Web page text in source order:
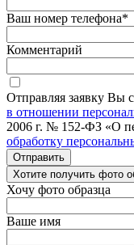
Ваш номер телефона*
Комментарий
Отправляя заявку Вы
в отношении
2006 г. № 152-ФЗ «О
обработку
Отправить
Хотите получить фото
Хочу фото образца
Ваше имя